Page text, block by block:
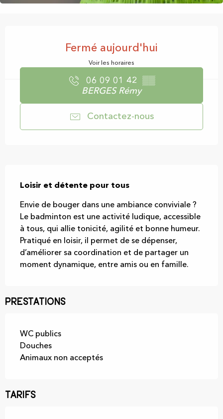
Fermé aujourd'hui
Voir les horaires
06 09 01 42 ▒▒
BERGES Rémy
Contactez-nous
Loisir et détente pour tous
Envie de bouger dans une ambiance conviviale ?
Le badminton est une activité ludique, accessible
à tous, qui allie tonicité, agilité et bonne humeur.
Pratiqué en loisir, il permet de se dépenser,
d’améliorer sa coordination et de partager un
moment dynamique, entre amis ou en famille.
Prestations
WC publics
Douches
Animaux non acceptés
Tarifs